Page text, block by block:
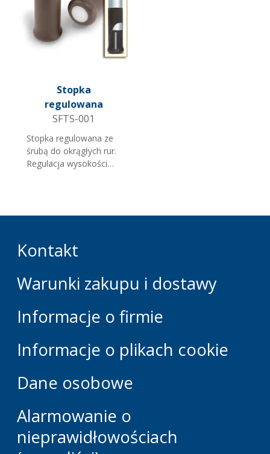
Stopka
regulowana
SFTS-001
Stopka regulowana ze
śrubą do okrągłych rur.
Regulacja wysokości
Doskonale nadaje się
rozmiarach.
Kontakt
Warunki zakupu i dostawy
Informacje o firmie
Informacje o plikach cookie
Dane osobowe
Alarmowanie o
nieprawidłowościach